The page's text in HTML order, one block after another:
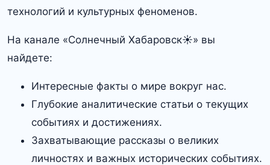
технологий и культурных феноменов.
На канале «Солнечный Хабаровск☀️» вы
найдете:
Интересные факты о мире вокруг нас.
Глубокие аналитические статьи о текущих
событиях и достижениях.
Захватывающие рассказы о великих
личностях и важных исторических событиях.